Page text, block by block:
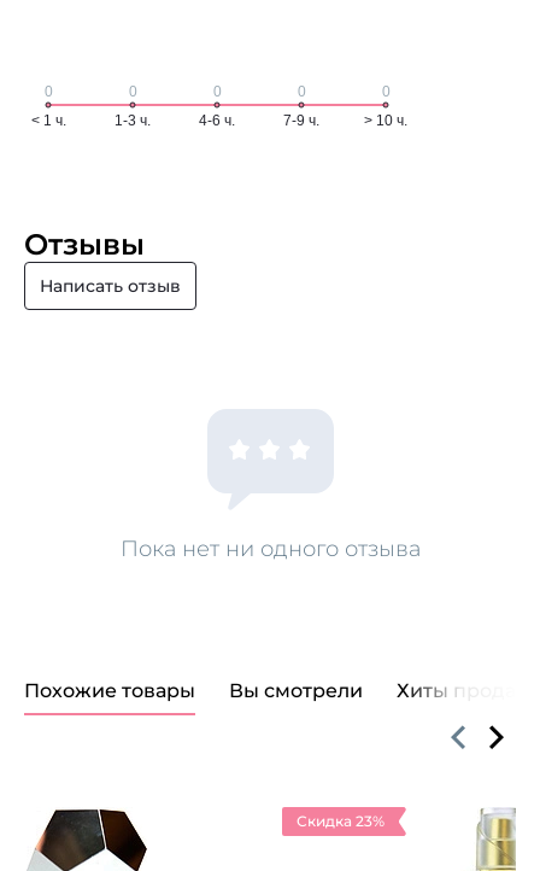
Отзывы
Написать отзыв
Пока нет ни одного отзыва
Похожие товары Вы смотрели Хиты продаж
Скидка 23%